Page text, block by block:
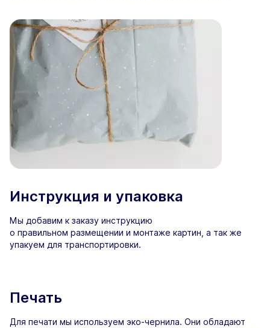
Инструкция и упаковка
Мы добавим к заказу инструкцию
о правильном размещении и монтаже картин, а так же
упакуем для транспортировки.
Печать
Для печати мы используем эко-чернила. Они обладают